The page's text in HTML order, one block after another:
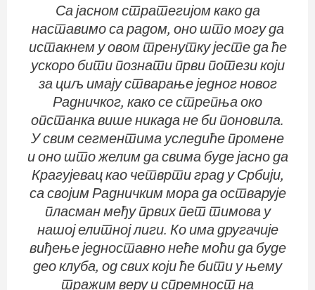
Са јасном стратегијом како да
наставимо са радом, оно што могу да
истакнем у овом тренутку јесте да ће
ускоро бити познати први потези који
за циљ имају стварање једног новог
Радничког, како се стрепња око
опстанка више никада не би поновила.
У свим сегментима уследиће промене
и оно што желим да свима буде јасно да
Крагујевац као четврти град у Србији,
са својим Радничким мора да остварује
пласман међу првих пет тимова у
нашој елитној лиги. Ко има другачије
виђење једноставно неће моћи да буде
део клуба, од свих који ће бити у њему
тражим веру и спремност на